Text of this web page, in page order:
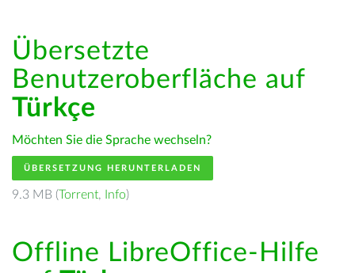
Übersetzte
Benutzeroberfläche auf
Türkçe
Möchten Sie die Sprache wechseln?
ÜBERSETZUNG HERUNTERLADEN
9.3 MB (Torrent, Info)
Offline LibreOffice-Hilfe